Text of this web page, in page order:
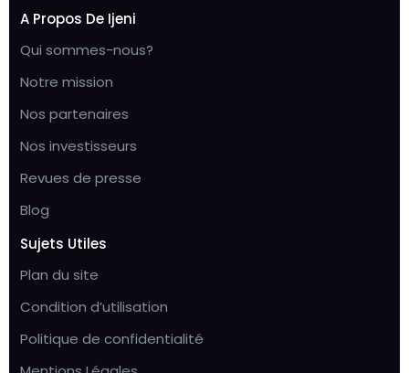
A Propos De Ijeni
Qui sommes-nous?
Notre mission
Nos partenaires
Nos investisseurs
Revues de presse
Blog
Sujets Utiles
Plan du site
Condition d’utilisation
Politique de confidentialité